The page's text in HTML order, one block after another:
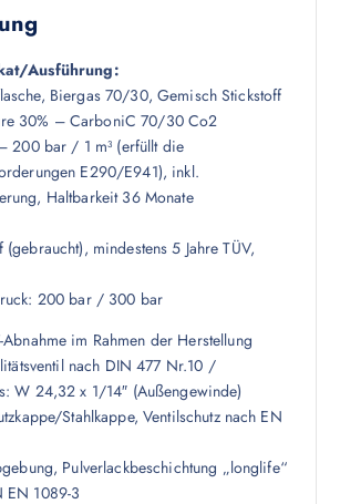
Ausführung:
Biergas 70/30, Gemisch Stickstoff
30% – CarboniC 70/30 Co2
200 bar / 1 m³ (erfüllt die
E290/E941), inkl.
Haltbarkeit 36 Monate
(gebraucht), mindestens 5 Jahre TÜV,
200 bar / 300 bar
Abnahme im Rahmen der Herstellung
nach DIN 477 Nr.10 /
W 24,32 x 1/14″ (Außengewinde)
Stahlkappe, Ventilschutz nach EN
Pulverlackbeschichtung „longlife“
EN 1089-3